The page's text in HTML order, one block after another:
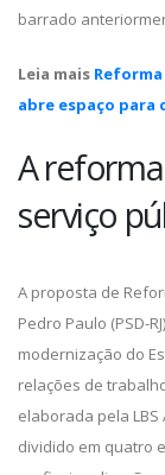
barrado
Leia mais
abre espaço para
A
serviço
A proposta de
Pedro Paulo (PSD-
modernização do
relações de
elaborada pela
dividido em quatro